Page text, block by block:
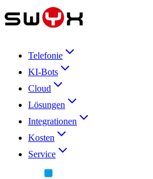
Telefonie
KI-Bots
Cloud
Lösungen
Integrationen
Kosten
Service